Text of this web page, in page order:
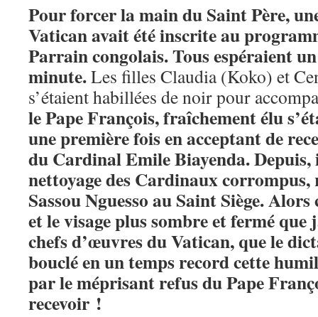
Pour forcer la main du Saint Père,
Vatican avait été inscrite au
Parrain congolais. Tous espéraient
minute.Les filles Claudia (Koko) et
s’étaient habillées de noir pour
le Pape François, fraîchement élu
une première fois en acceptant de
du Cardinal Emile Biayenda.
nettoyage des Cardinaux
Sassou Nguesso au Saint Siège. Alors
et le visage plus sombre et fermé
chefs d’œuvres du Vatican, que le
bouclé en un temps record cette
par le méprisant refus du Pape
recevoir !